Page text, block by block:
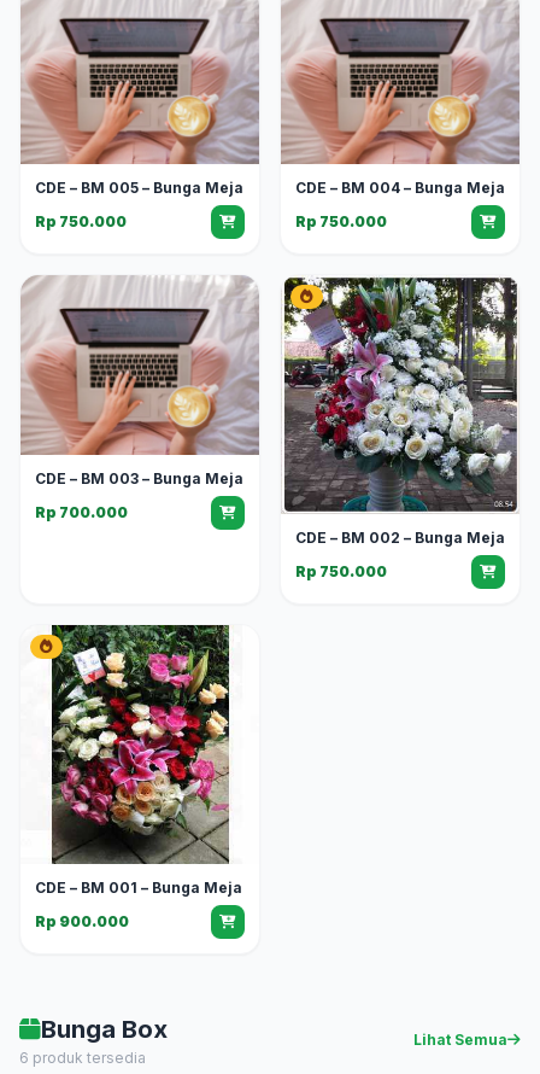
CDE – BM 005 – Bunga Meja
Rp 750.000
CDE – BM 004 – Bunga Meja
Rp 750.000
CDE – BM 003 – Bunga Meja
Rp 700.000
CDE – BM 002 – Bunga Meja
Rp 750.000
CDE – BM 001 – Bunga Meja
Rp 900.000
Bunga Box
6 produk tersedia
Lihat Semua